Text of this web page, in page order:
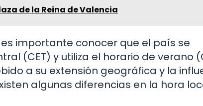
de la Reina de Valencia
importante conocer que el país se
(CET) y utiliza el horario de verano
a su extensión geográfica y la
algunas diferencias en la hora